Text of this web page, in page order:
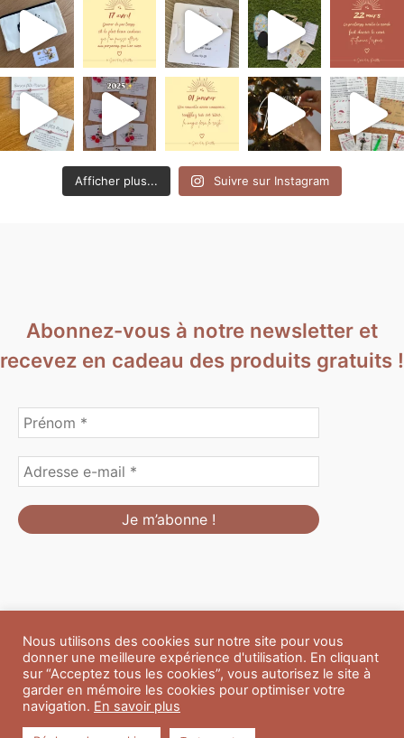
Afficher plus... Suivre sur Instagram
Abonnez-vous à notre newsletter et
recevez en cadeau des produits gratuits !
Formulaire de personnalisation Contact
Boutique
Blog
CGV
Mentions Légales
Politique de confidentialité
A propos
Copyright © 2026 Du Soleil et des Paillettes
Nous utilisons des cookies sur notre site pour vous
donner une meilleure expérience d'utilisation. En cliquant
sur “Acceptez tous les cookies”, vous autorisez le site à
garder en mémoire les cookies pour optimiser votre
navigation. En savoir plus